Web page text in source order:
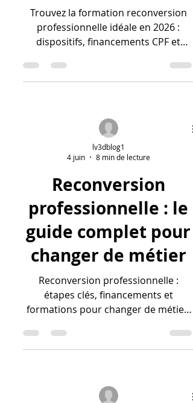
Trouvez la formation reconversion
professionnelle idéale en 2026 :
dispositifs, financements CPF et
lv3dblog1
4 juin
8 min de lecture
Reconversion
professionnelle : le
guide complet pour
changer de métier
Reconversion professionnelle :
étapes clés, financements et
formations pour changer de métier.
transition en 2026.